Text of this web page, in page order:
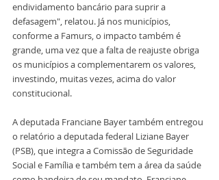
endividamento bancário para suprir a
defasagem", relatou. Já nos municípios,
conforme a Famurs, o impacto também é
grande, uma vez que a falta de reajuste obriga
os municípios a complementarem os valores,
investindo, muitas vezes, acima do valor
constitucional.
A deputada Franciane Bayer também entregou
o relatório a deputada federal Liziane Bayer
(PSB), que integra a Comissão de Seguridade
Social e Família e também tem a área da saúde